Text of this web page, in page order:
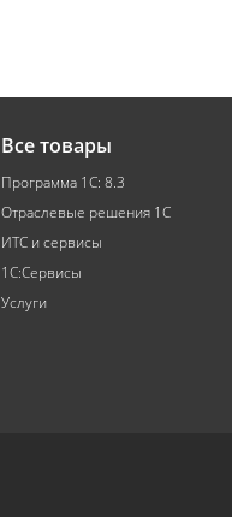
Все товары
Программа 1С: 8.3
Отраслевые решения 1С
ИТС и сервисы
1С:Сервисы
Услуги